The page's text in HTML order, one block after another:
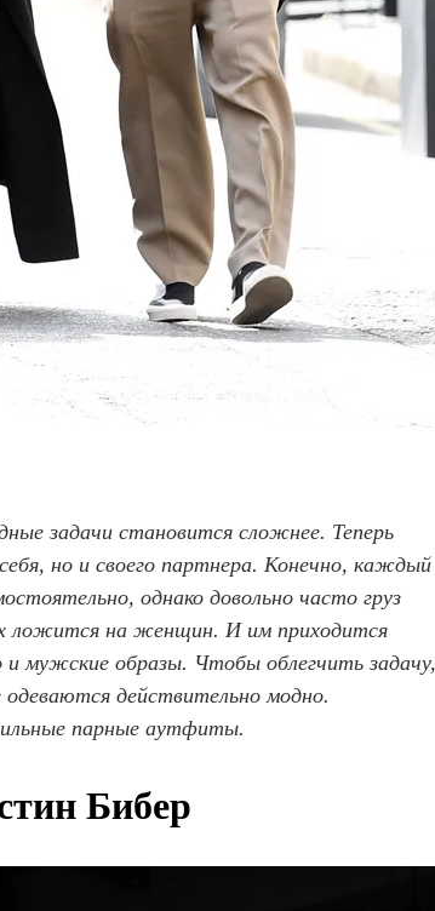
задачи становится сложнее. Теперь
но и своего партнера. Конечно, каждый
однако довольно часто груз
ложится на женщин. И им приходится
мужские образы. Чтобы облегчить задачу,
действительно модно.
парные аутфиты.
Бибер